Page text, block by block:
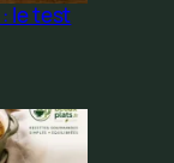
le test